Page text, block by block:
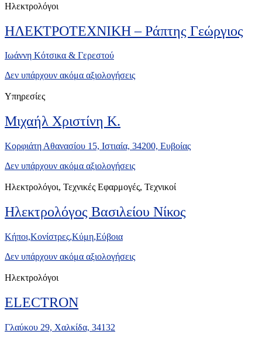
Ηλεκτρολόγοι
ΗΛΕΚΤΡΟΤΕΧΝΙΚΗ – Ράπτης Γεώργιος
Ιωάννη Κότσικα & Γερεστού
Δεν υπάρχουν ακόμα αξιολογήσεις
Υπηρεσίες
Μιχαήλ Χριστίνη Κ.
Κορφιάτη Αθανασίου 15, Ιστιαία, 34200, Ευβοίας
Δεν υπάρχουν ακόμα αξιολογήσεις
Ηλεκτρολόγοι, Τεχνικές Εφαρμογές, Τεχνικοί
Ηλεκτρολόγος Βασιλείου Νίκος
Κήποι,Κονίστρες,Κύμη,Εύβοια
Δεν υπάρχουν ακόμα αξιολογήσεις
Ηλεκτρολόγοι
ELECTRON
Γλαύκου 29, Χαλκίδα, 34132